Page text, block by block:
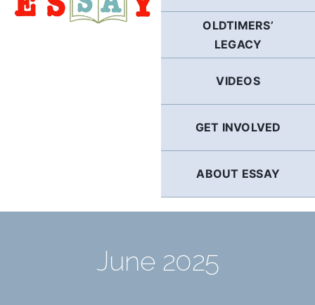
OLDTIMERS’
LEGACY
VIDEOS
GET INVOLVED
ABOUT ESSAY
June 2025